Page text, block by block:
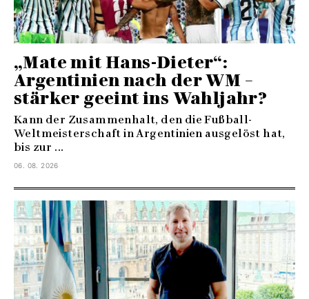
„Mate mit Hans-Dieter“:
Argentinien nach der WM –
stärker geeint ins Wahljahr?
Kann der Zusammenhalt, den die Fußball-
Weltmeisterschaft in Argentinien ausgelöst hat,
bis zur ...
06. 08. 2026